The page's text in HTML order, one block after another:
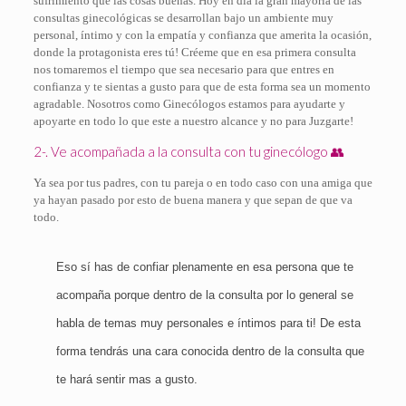
consultas ginecológicas se desarrollan bajo un ambiente muy
personal, íntimo y con la empatía y confianza que amerita la ocasión,
donde la protagonista eres tú! Créeme que en esa primera consulta
nos tomaremos el tiempo que sea necesario para que entres en
confianza y te sientas a gusto para que de esta forma sea un momento
agradable. Nosotros como Ginecólogos estamos para ayudarte y
apoyarte en todo lo que este a nuestro alcance y no para Juzgarte!
2-. Ve acompañada a la consulta con tu ginecólogo 👥
Ya sea por tus padres, con tu pareja o en todo caso con una amiga que
ya hayan pasado por esto de buena manera y que sepan de que va
todo.
Eso sí has de confiar plenamente en esa persona que te
acompaña porque dentro de la consulta por lo general se
habla de temas muy personales e íntimos para ti! De esta
forma tendrás una cara conocida dentro de la consulta que
te hará sentir mas a gusto.